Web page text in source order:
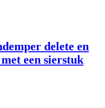
delete en
een sierstuk